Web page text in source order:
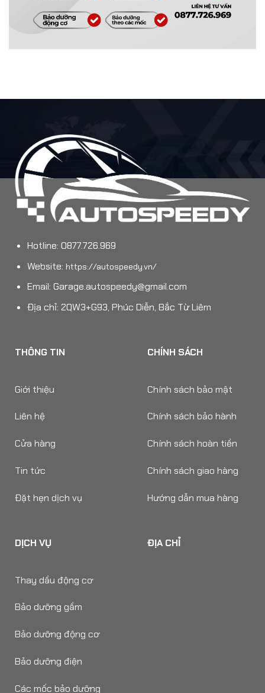
Hotline: 0877.726.969
Website: https://autospeedy.vn/
Email: Garage.autospeedy@gmail.com
Địa chỉ: 2QW3+G93, Phúc Diễn, Bắc Từ Liêm
THÔNG TIN
Giới thiệu
Liên hệ
Cửa hàng
Tin tức
Đặt hẹn dịch vụ
CHÍNH SÁCH
Chính sách bảo mật
Chính sách bảo hành
Chính sách hoàn tiền
Chính sách giao hàng
Hướng dẫn mua hàng
DỊCH VỤ
Thay dầu động cơ
Bảo dưỡng gầm
Bảo dưỡng động cơ
Bảo dưỡng điện
Các mốc bảo dưỡng
ĐỊA CHỈ